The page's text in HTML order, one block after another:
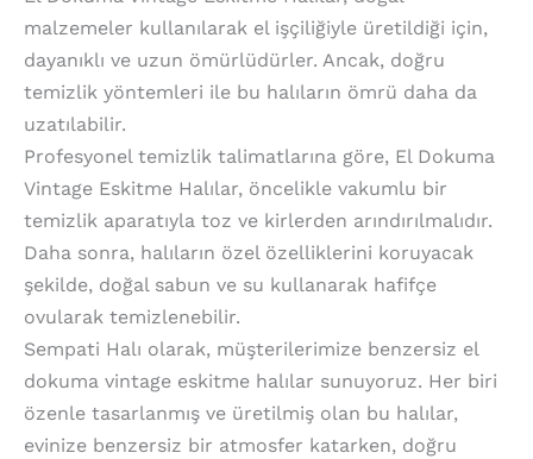
malzemeler kullanılarak el işçiliğiyle üretildiği için,
dayanıklı ve uzun ömürlüdürler. Ancak, doğru
temizlik yöntemleri ile bu halıların ömrü daha da
uzatılabilir.
Profesyonel temizlik talimatlarına göre, El Dokuma
Vintage Eskitme Halılar, öncelikle vakumlu bir
temizlik aparatıyla toz ve kirlerden arındırılmalıdır.
Daha sonra, halıların özel özelliklerini koruyacak
şekilde, doğal sabun ve su kullanarak hafifçe
ovularak temizlenebilir.
Sempati Halı olarak, müşterilerimize benzersiz el
dokuma vintage eskitme halılar sunuyoruz. Her biri
özenle tasarlanmış ve üretilmiş olan bu halılar,
evinize benzersiz bir atmosfer katarken, doğru